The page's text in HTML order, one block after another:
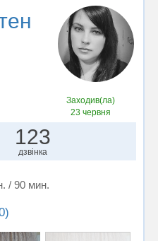
Заходив(ла)
23 червня
123
дзвінка
/ 90 мин.